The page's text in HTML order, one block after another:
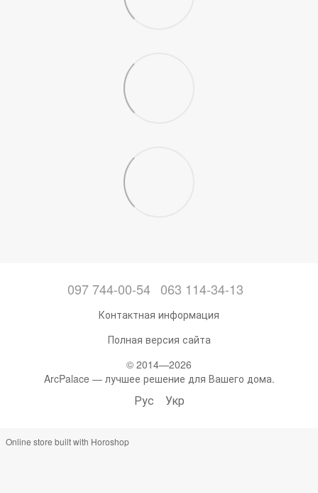
097 744-00-54 063 114-34-13
Контактная информация
Полная версия сайта
© 2014—2026
ArcPalace — лучшее решение для Вашего дома.
Рус Укр
Online store built with Horoshop